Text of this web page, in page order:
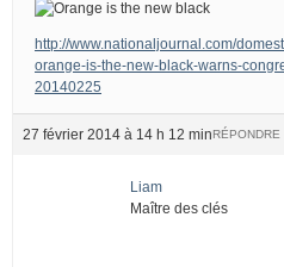
http://www.nationaljournal.com/
orange-is-the-new-black-warns-
20140225
27 février 2014 à 14 h 12 minRÉPONDRE
Liam
Maître des clés